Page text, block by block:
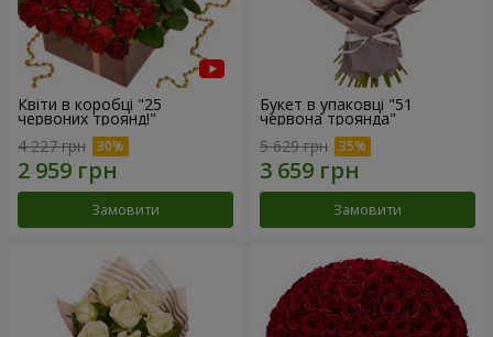
Квіти в коробці "25
червоних троянд!"
4 227 грн
Замовити
Букет в упаковці "51
червона троянда"
5 629 грн
Замовити